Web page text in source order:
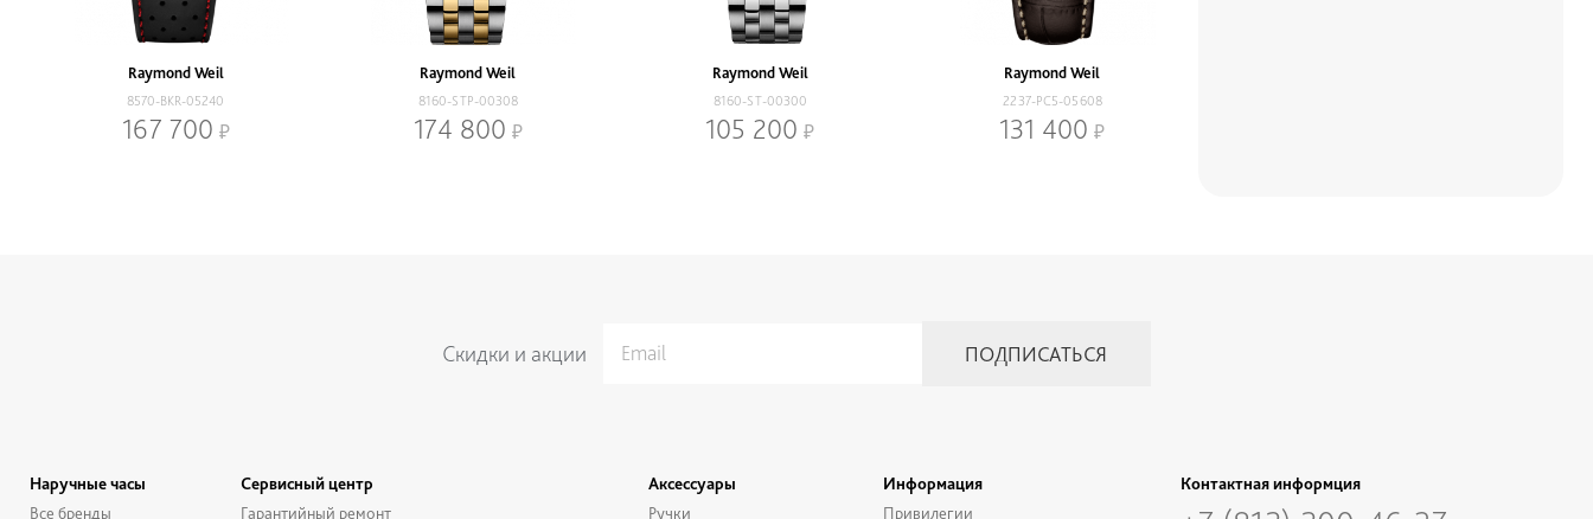
Raymond Weil
8570-BKR-05240
167 700
Raymond Weil
8160-STP-00308
174 800
Raymond Weil
8160-ST-00300
105 200
Raymond Weil
2237-PC5-05608
131 400
Скидки и акции
Наручные часы
Все бренды
Сервисный центр
Гарантийный ремонт
Аксессуары
Ручки
Информация
Привилегии
Контактная информция